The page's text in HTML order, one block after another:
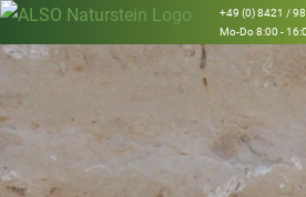
+49 (0) 8421 /
Mo-Do 8:00 -